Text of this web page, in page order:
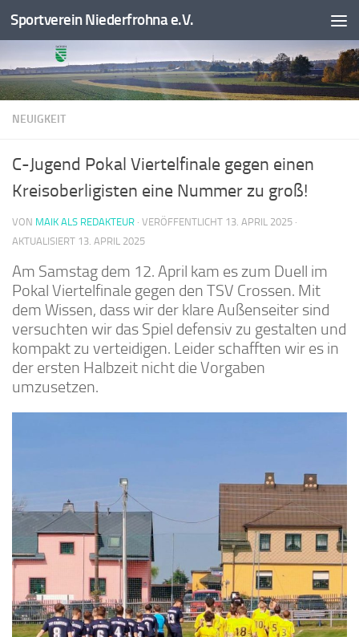
Zum Inhalt springen
Sportverein Niederfrohna e.V.
NEUIGKEIT
C-Jugend Pokal Viertelfinale gegen einen
Kreisoberligisten eine Nummer zu groß!
VON MAIK ALS REDAKTEUR · VERÖFFENTLICHT 13. APRIL 2025 ·
AKTUALISIERT 13. APRIL 2025
Am Samstag dem 12. April kam es zum Duell im
Pokal Viertelfinale gegen den TSV Crossen. Mit
dem Wissen, dass wir der klare Außenseiter sind
versuchten wir das Spiel defensiv zu gestalten und
kompakt zu verteidigen. Leider schafften wir es in
der ersten Halbzeit nicht die Vorgaben
umzusetzen.